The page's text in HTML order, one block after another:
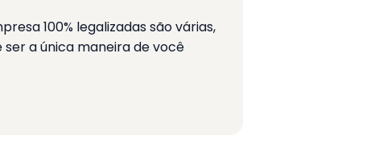
100% legalizadas são várias,
a única maneira de você